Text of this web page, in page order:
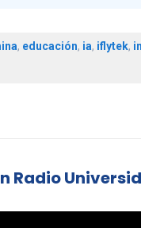
, educación, ia, iflytek,
Radio